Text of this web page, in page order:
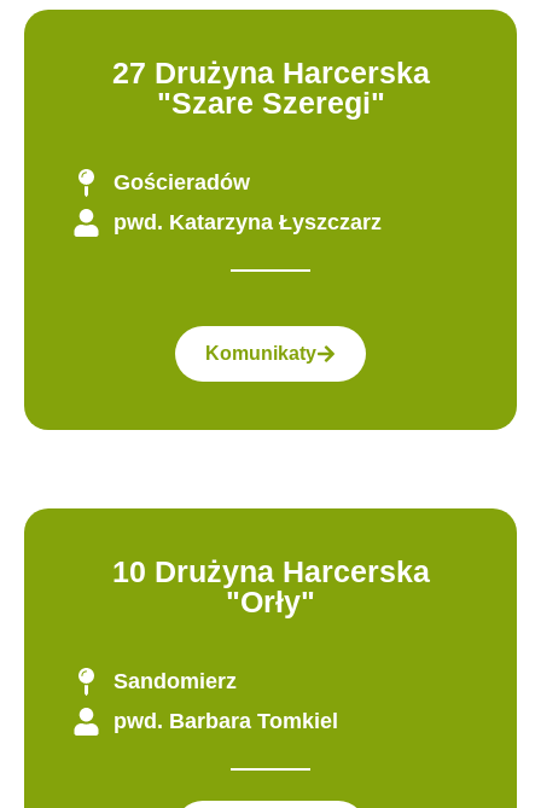
27 Drużyna Harcerska
"Szare Szeregi"
Gościeradów
pwd. Katarzyna Łyszczarz
Komunikaty
10 Drużyna Harcerska
"Orły"
Sandomierz
pwd. Barbara Tomkiel